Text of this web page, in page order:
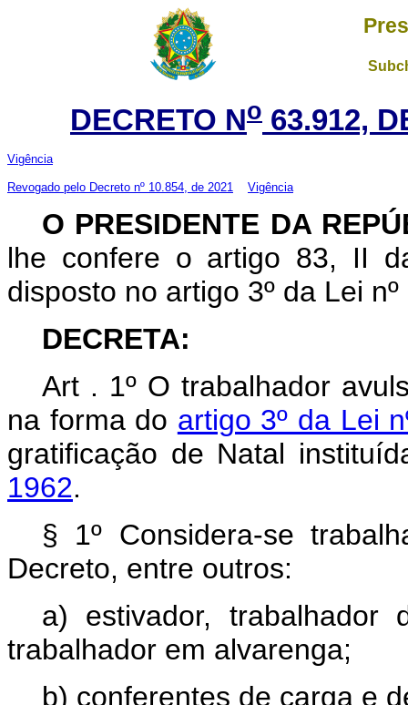
DECRETO No 63.912,
Vigência
Revogado pelo Decreto nº 10.854, de 2021 Vigência
O PRESIDENTE DA
lhe confere o artigo 83, II
disposto no artigo 3º da Lei
DECRETA:
Art . 1º O trabalhador
na forma do artigo 3º da Lei
gratificação de Natal
1962.
§ 1º Considera-se
Decreto, entre outros:
a) estivador,
trabalhador em alvarenga;
b) conferentes de carga e